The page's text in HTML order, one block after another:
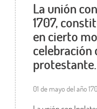
La unión
1707,
en cierto
celebración
protestante.
01 de mayo del año